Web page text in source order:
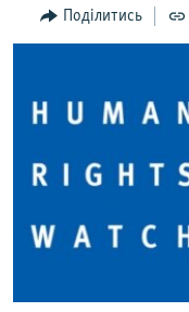
Перейти
до
ПОГЛЯД
ВСЕ ЗА ДЕНЬ
ДЕПОРТАЦІЯ
СВІДЧЕННЯ ОКУПАЦІЇ
ЯК ОБІЙТИ
Русский
Поділитись